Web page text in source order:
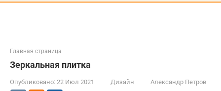
Главная страница
Зеркальная плитка
Опубликовано: 22 Июл 2021 Дизайн Александр Петров